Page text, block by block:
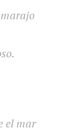
.
el mar